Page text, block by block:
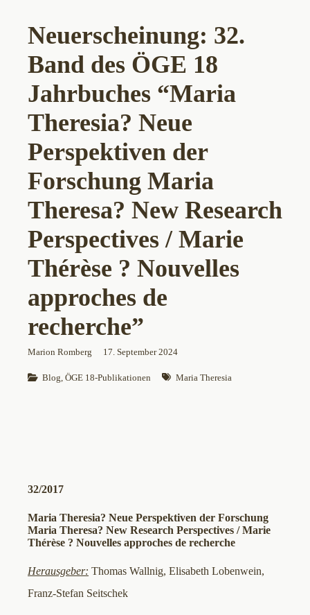
Neuerscheinung: 32.
Band des ÖGE 18
Jahrbuches “Maria
Theresia? Neue
Perspektiven der
Forschung Maria
Theresa? New Research
Perspectives / Marie
Thérèse ? Nouvelles
approches de
recherche”
Marion Romberg 17. September 2024
Blog, ÖGE 18-Publikationen Maria Theresia
32/2017
Maria Theresia? Neue Perspektiven der Forschung
Maria Theresa? New Research Perspectives / Marie
Thérèse ? Nouvelles approches de recherche
Herausgeber: Thomas Wallnig, Elisabeth Lobenwein,
Franz-Stefan Seitschek